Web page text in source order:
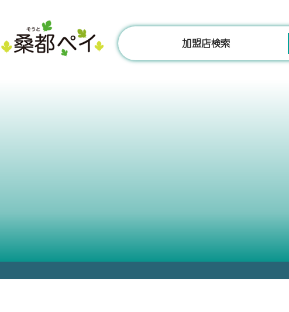
ン
加盟店検索